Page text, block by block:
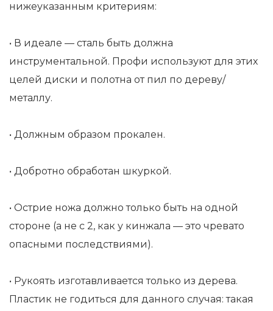
нижеуказанным критериям:
• В идеале — сталь быть должна
инструментальной. Профи используют для этих
целей диски и полотна от пил по дереву/
металлу.
• Должным образом прокален.
• Добротно обработан шкуркой.
• Острие ножа должно только быть на одной
стороне (а не с 2, как у кинжала — это чревато
опасными последствиями).
• Рукоять изготавливается только из дерева.
Пластик не годиться для данного случая: такая